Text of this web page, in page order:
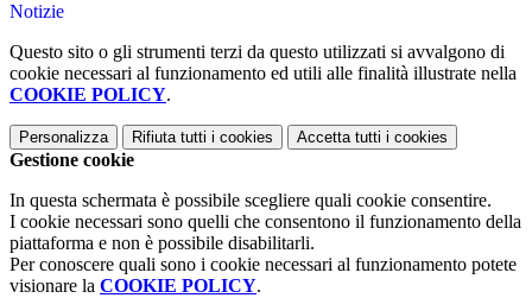
Notizie
Questo sito o gli strumenti terzi da questo utilizzati si avvalgono di
cookie necessari al funzionamento ed utili alle finalità illustrate nella
COOKIE POLICY.
Personalizza Rifiuta tutti i cookies Accetta tutti i cookies
Gestione cookie
In questa schermata è possibile scegliere quali cookie consentire.
I cookie necessari sono quelli che consentono il funzionamento della
piattaforma e non è possibile disabilitarli.
Per conoscere quali sono i cookie necessari al funzionamento potete
visionare la COOKIE POLICY.